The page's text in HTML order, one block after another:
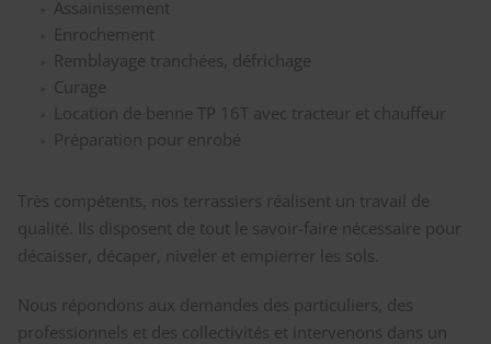
Assainissement
Enrochement
Remblayage tranchées, défrichage
Curage
Location de benne TP 16T avec tracteur et chauffeur
Préparation pour enrobé
Très compétents, nos terrassiers réalisent un travail de
qualité. Ils disposent de tout le savoir-faire nécessaire pour
décaisser, décaper, niveler et empierrer les sols.
Nous répondons aux demandes des particuliers, des
professionnels et des collectivités et intervenons dans un